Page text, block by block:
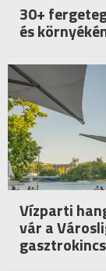
30+
és
Vízparti
vár a